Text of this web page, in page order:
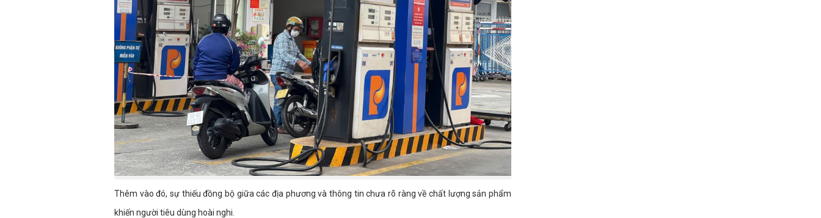
Thêm vào đó, sự thiếu đồng bộ giữa các địa phương và thông tin chưa rõ ràng về chất lượng sản phẩm
khiến người tiêu dùng hoài nghi.